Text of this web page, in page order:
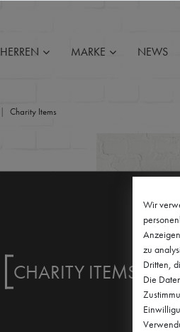
HERREN MARKE NEWS
Charity Items
CHARITY ITEMS
Wir
zu
Dritten,
Die